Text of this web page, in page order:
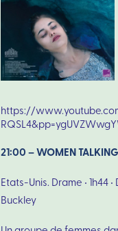
https://
21:00 – WOMEN TALKING
Etats-Unis. Drame • 1h44
Buckley